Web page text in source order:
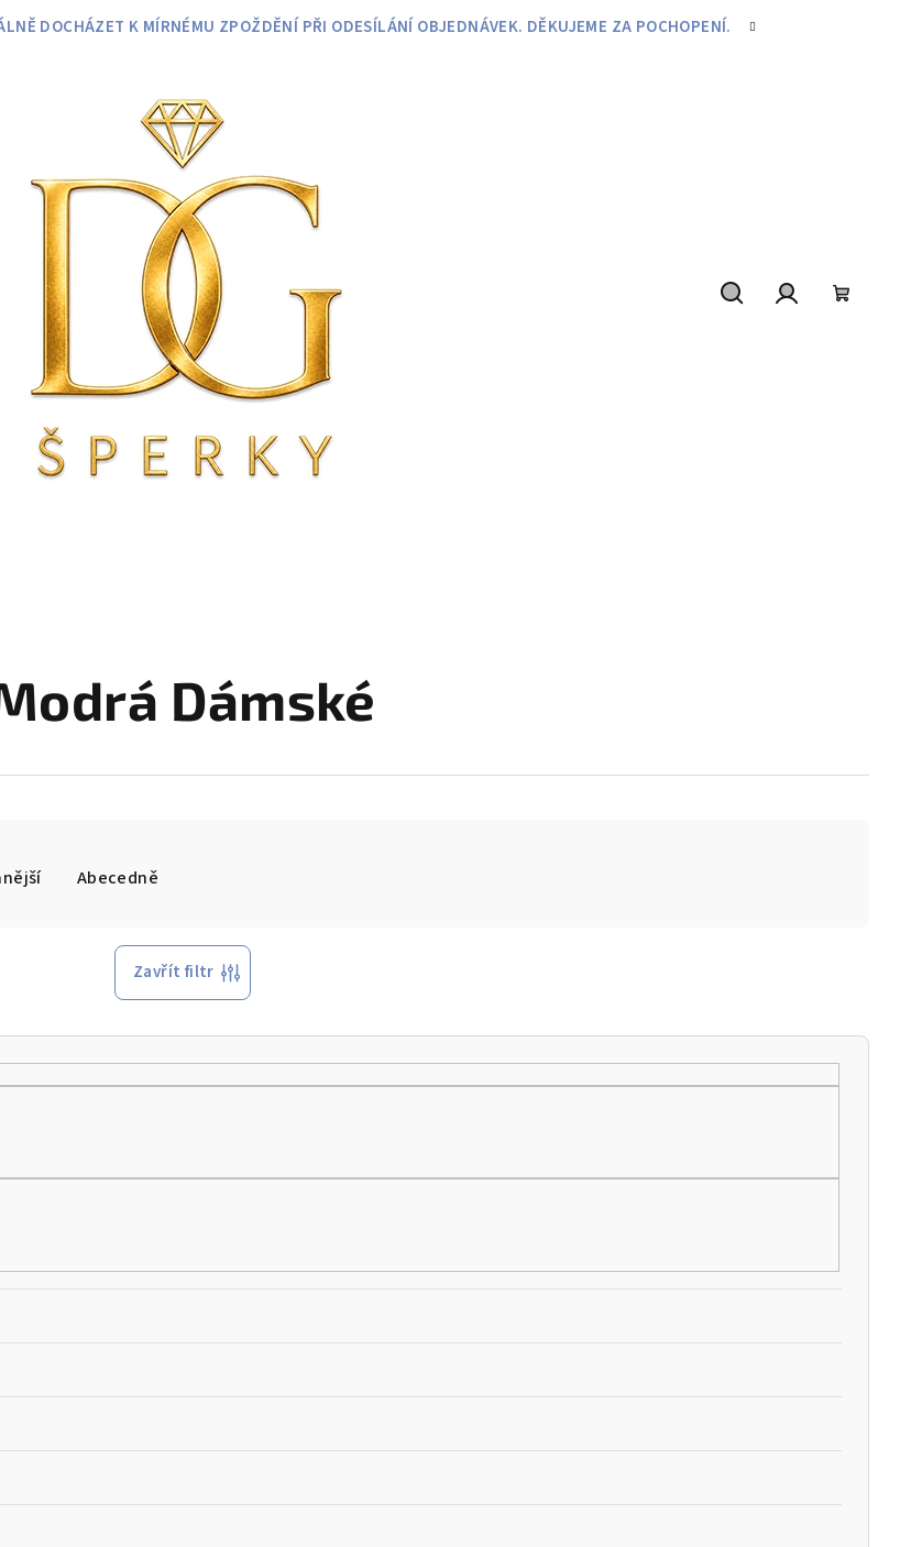
DOCHÁZET K MÍRNÉMU ZPOŽDĚNÍ PŘI ODESÍLÁNÍ OBJEDNÁVEK. DĚKUJEME ZA POCHOPENÍ.
Dámské
Abecedně
Zavřít filtr